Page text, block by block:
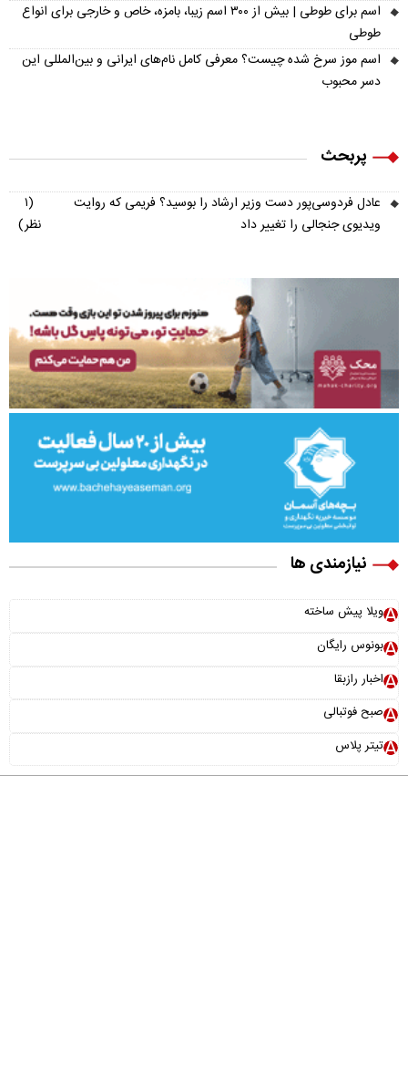
اسم برای طوطی | بیش از ۳۰۰ اسم زیبا، بامزه، خاص و خارجی برای انواع
طوطی
اسم موز سرخ شده چیست؟ معرفی کامل نام‌های ایرانی و بین‌المللی این
دسر محبوب
پربحث
عادل فردوسی‌پور دست وزیر ارشاد را بوسید؟ فریمی که روایت
ویدیوی جنجالی را تغییر داد
(۱
نظر)
نیازمندی ها
ویلا پیش ساخته
بونوس رایگان
اخبار رازبقا
صبح فوتبالی
تیتر پلاس